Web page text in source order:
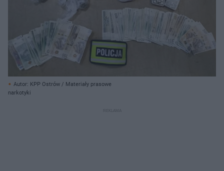
Autor: KPP Ostrów / Materiały prasowe
narkotyki